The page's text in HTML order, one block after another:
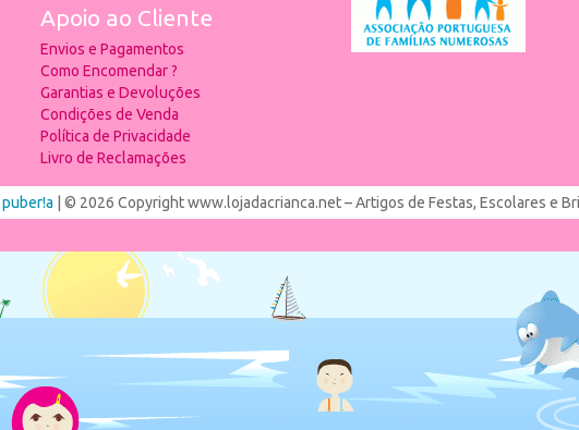
Apoio ao Cliente
Envios e Pagamentos
Como Encomendar ?
Garantias e Devoluções
Condições de Venda
Política de Privacidade
Livro de Reclamações
puber!a | © 2026 Copyright www.lojadacrianca.net – Artigos de Festas, Escolares e